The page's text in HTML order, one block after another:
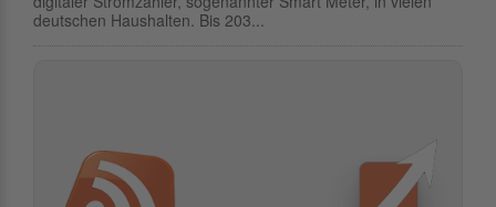
deutschen Haushalten. Bis 203...